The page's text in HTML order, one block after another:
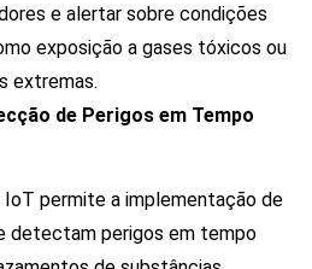
e alertar sobre condições
exposição a gases tóxicos ou
extremas.
de Perigos em Tempo
permite a implementação de
detectam perigos em tempo